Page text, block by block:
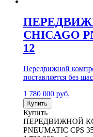
CHICAGO
12
Передвижной
поставляется без
1 780 000 руб.
Купить
Купить
ПЕРЕДВИЖНОЙ
PNEUMATIC CPS